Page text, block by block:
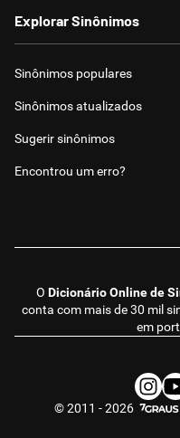
O Dicionário Online de
conta com mais de 30 mil
em
Explorar Sinônimos
Sinônimos populares
Sinônimos atualizados
Sugerir sinônimos
Encontrou um erro?
© 2011 - 2026